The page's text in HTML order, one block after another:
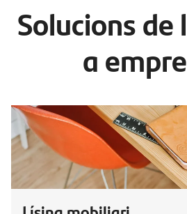
Solucions
a